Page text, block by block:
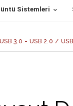
Sistemleri
3.0 - USB 2.0 /